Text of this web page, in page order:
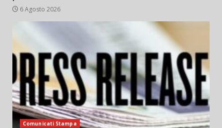
6 Agosto 2026
Comunicati Stampa